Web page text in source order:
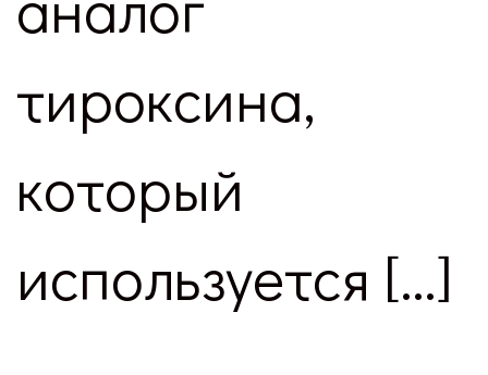
тироксина,
который
используется […]